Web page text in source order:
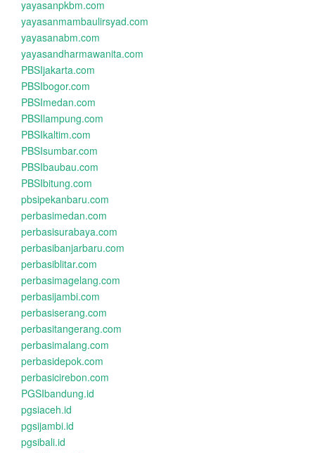
yayasanpkbm.com
yayasanmambaulirsyad.com
yayasanabm.com
yayasandharmawanita.com
PBSIjakarta.com
PBSIbogor.com
PBSImedan.com
PBSIlampung.com
PBSIkaltim.com
PBSIsumbar.com
PBSIbaubau.com
PBSIbitung.com
pbsipekanbaru.com
perbasimedan.com
perbasisurabaya.com
perbasibanjarbaru.com
perbasiblitar.com
perbasimagelang.com
perbasijambi.com
perbasiserang.com
perbasitangerang.com
perbasimalang.com
perbasidepok.com
perbasicirebon.com
PGSIbandung.id
pgsiaceh.id
pgsijambi.id
pgsibali.id